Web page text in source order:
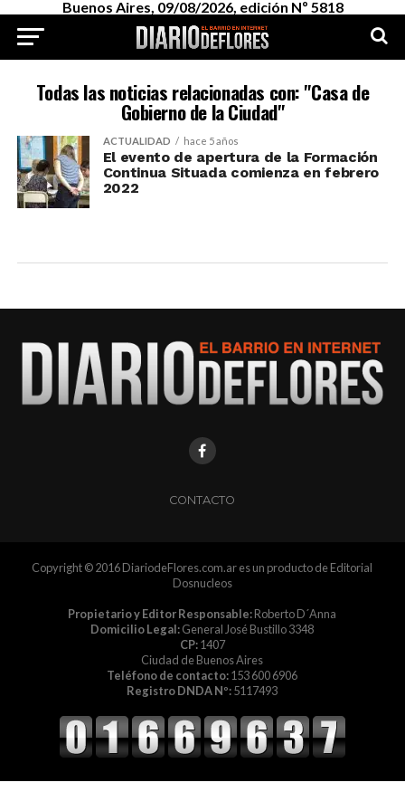
Buenos Aires, 09/08/2026, edición Nº 5818
Todas las noticias relacionadas con: "Casa de
Gobierno de la Ciudad"
ACTUALIDAD hace 5 años
El evento de apertura de la Formación
Continua Situada comienza en febrero
2022
CONTACTO
Copyright © 2016 DiariodeFlores.com.ar es un producto de Editorial
Dosnucleos
Propietario y Editor Responsable:Roberto D´Anna
Domicilio Legal:General José Bustillo 3348
CP:1407
Ciudad de Buenos Aires
Teléfono de contacto:153 600 6906
Registro DNDA Nº:5117493